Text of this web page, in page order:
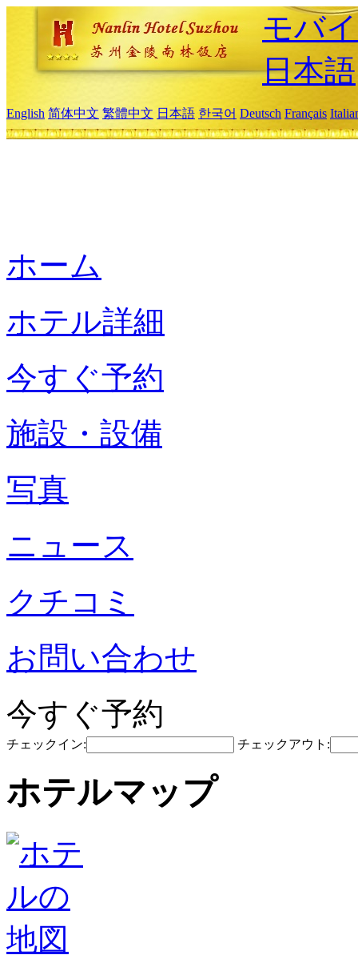
モバ
日本語
English 简体中文 繁體中文 日本語 한국어 Deutsch Français
ホーム
ホテル詳細
今すぐ予約
施設・設備
写真
ニュース
クチコミ
お問い合わせ
今すぐ予約
チェックイン: チェックアウト:
ホテルマップ